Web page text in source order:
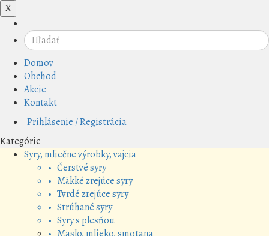
X
Domov
Obchod
Akcie
Kontakt
Prihlásenie / Registrácia
Kategórie
Syry, mliečne výrobky, vajcia
• Čerstvé syry
• Mäkké zrejúce syry
• Tvrdé zrejúce syry
• Strúhané syry
• Syry s plesňou